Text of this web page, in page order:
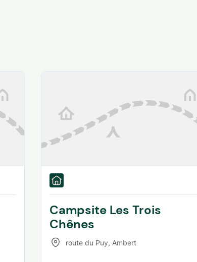
Campsite Les Trois
Chênes
route du Puy, Ambert